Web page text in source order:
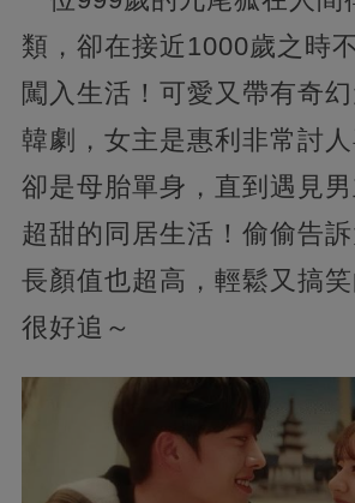
類，卻在接近1000歲之時
闖入生活！可愛又帶有奇
韓劇，女主是惠利非常討
卻是母胎單身，直到遇見
超甜的同居生活！偷偷告
長顏值也超高，輕鬆又搞
很好追～